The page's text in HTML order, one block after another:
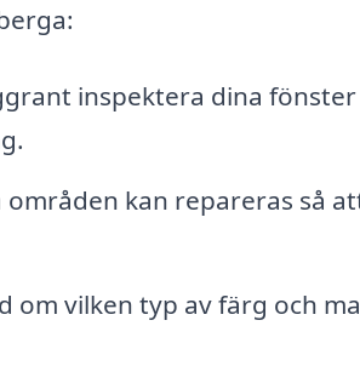
inspektera dina
områden kan repareras så
om vilken typ av färg och